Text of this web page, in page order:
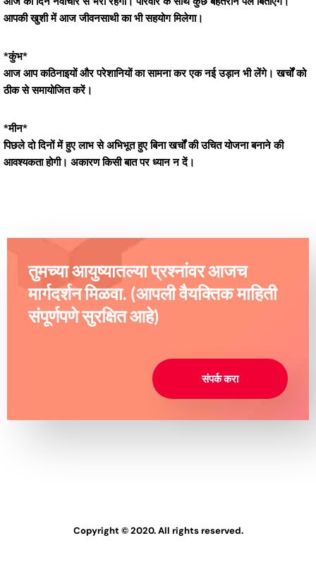
आपकी खुशी में आज जीवनसाथी का भी सहयोग मिलेगा।
*कुंभ*
आज आप कठिनाइयों और परेशानियों का सामना कर एक नई उड़ान भी लेंगे। खर्चों को
ठीक से समायोजित करें।
*मीन*
पिछले दो दिनों में हुए लाभ से अभिभूत हुए बिना खर्चों की उचित योजना बनाने की
आवश्यकता होगी। अकारण किसी बात पर ध्यान न दें।
तुमच्या आयुष्यातल्या प्रश्नांवर आजच
मार्गदर्शन मिळवा. (आपली वैयक्तिक माहिती
संपूर्णपणे सुरक्षित आहे)
संपर्क करा
Copyright © 2020. All rights reserved.